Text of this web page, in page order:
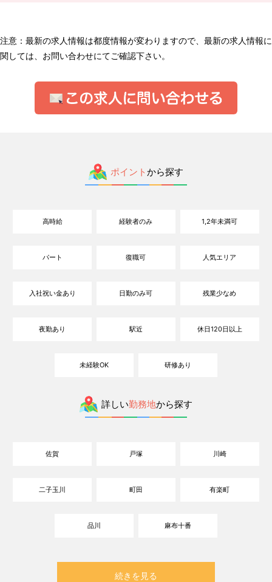
注意：最新の求人情報は都度情報が変わりますので、最新の求人情報に
関しては、お問い合わせにてご確認下さい。
ポイントから探す
高時給 経験者のみ 1,2年未満可
パート 復職可 人気エリア
入社祝い金あり 日勤のみ可 残業少なめ
夜勤あり 駅近 休日120日以上
未経験OK 研修あり
詳しい勤務地から探す
佐賀 戸塚 川崎
二子玉川 町田 有楽町
品川 麻布十番
続きを見る